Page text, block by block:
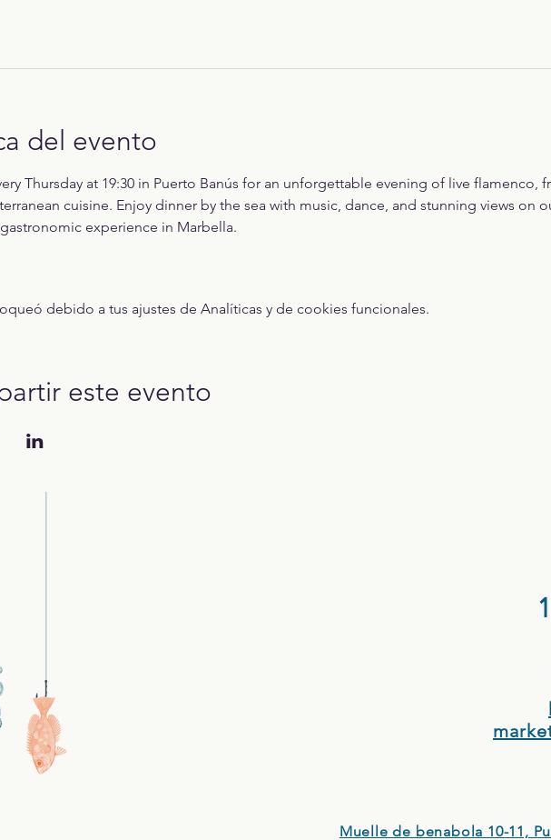
del evento
Thursday at 19:30 in Puerto Banús for an unforgettable evening of live flamenco,
cuisine. Enjoy dinner by the sea with music, dance, and stunning views on
experience in Marbella.
debido a tus ajustes de Analíticas y de cookies funcionales.
este evento
Muelle de benabola 10-11,